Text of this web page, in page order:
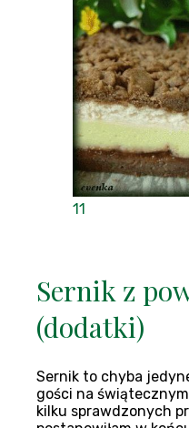
11
Sernik z
(dodatki)
Sernik to chyba
gości na
kilku sprawdzonych